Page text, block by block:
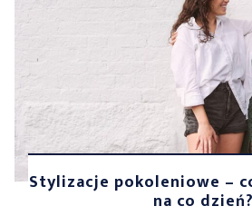
Stylizacje pokoleniowe –
na co dzień?